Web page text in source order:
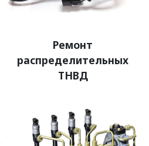
Ремонт
распределительных
ТНВД